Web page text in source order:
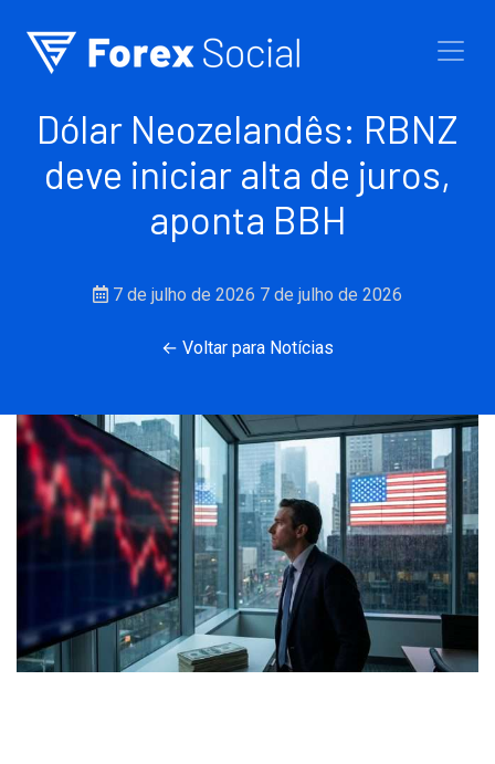
Dólar Neozelandês: RBNZ
deve iniciar alta de juros,
aponta BBH
7 de julho de 2026 7 de julho de 2026
← Voltar para Notícias